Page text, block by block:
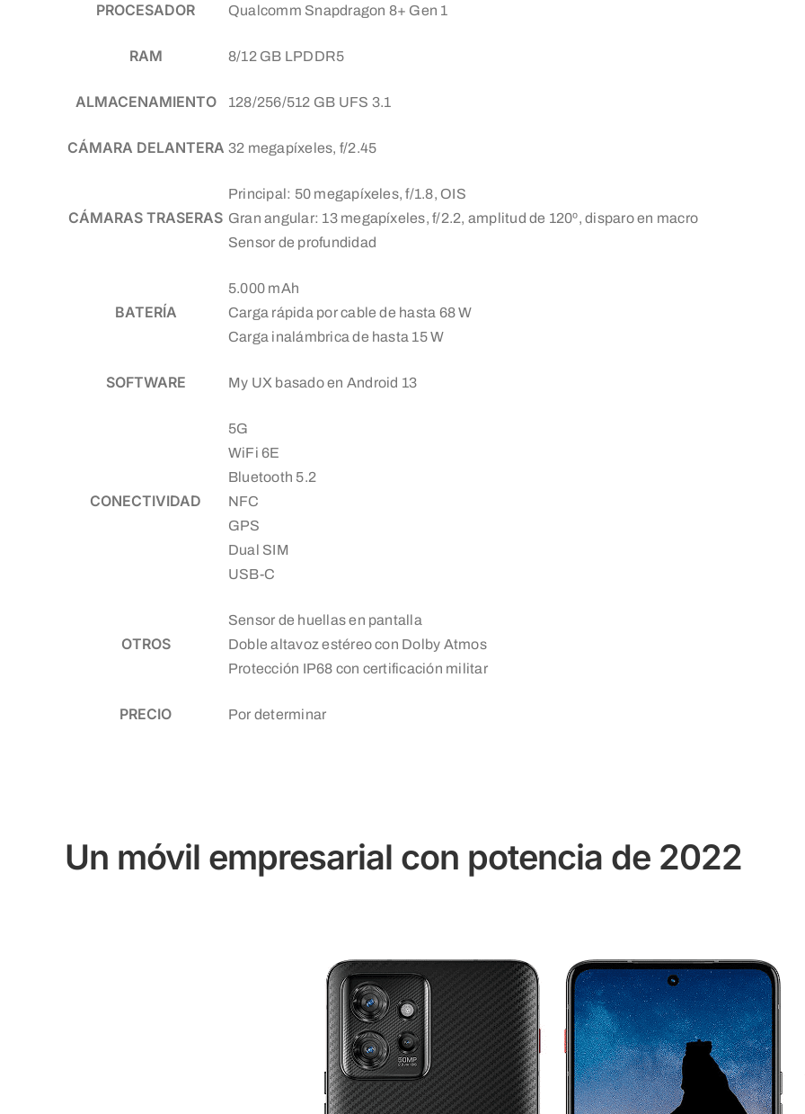
PROCESADOR Qualcomm Snapdragon 8+ Gen 1
RAM 8/12 GB LPDDR5
ALMACENAMIENTO 128/256/512 GB UFS 3.1
CÁMARA DELANTERA 32 megapíxeles, f/2.45
CÁMARAS TRASERAS
Principal: 50 megapíxeles, f/1.8, OIS
Gran angular: 13 megapíxeles, f/2.2, amplitud de 120º, disparo en macro
Sensor de profundidad
BATERÍA
5.000 mAh
Carga rápida por cable de hasta 68 W
Carga inalámbrica de hasta 15 W
SOFTWARE My UX basado en Android 13
CONECTIVIDAD
5G
WiFi 6E
Bluetooth 5.2
NFC
GPS
Dual SIM
USB-C
OTROS
Sensor de huellas en pantalla
Doble altavoz estéreo con Dolby Atmos
Protección IP68 con certificación militar
PRECIO Por determinar
Un móvil empresarial con potencia de 2022